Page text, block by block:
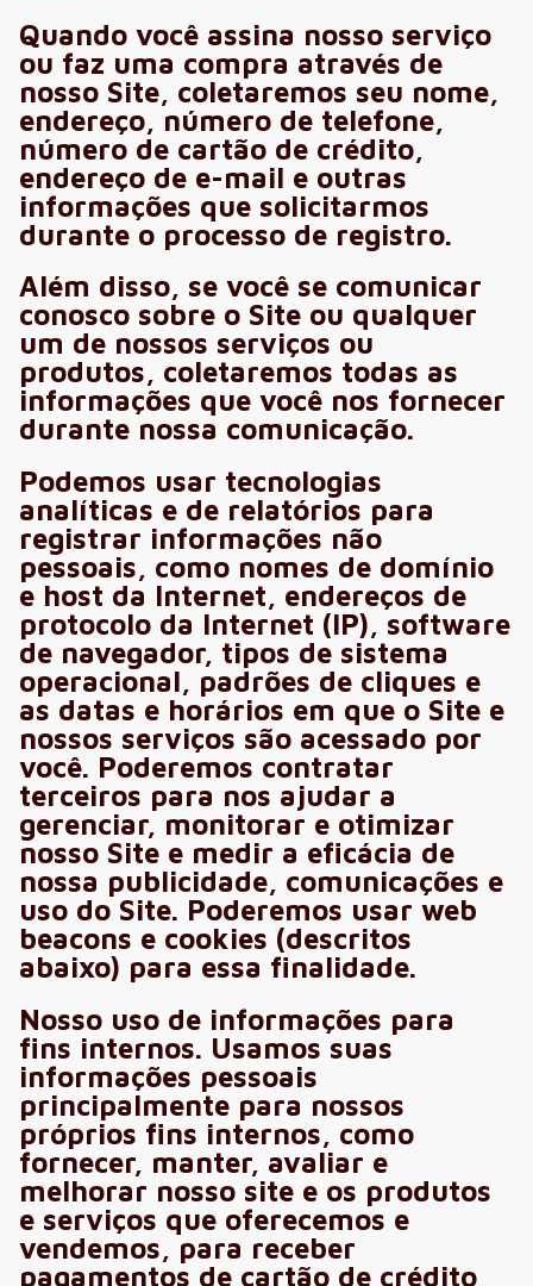
Quando você assina nosso serviço
ou faz uma compra através de
nosso Site, coletaremos seu nome,
endereço, número de telefone,
número de cartão de crédito,
endereço de e-mail e outras
informações que solicitarmos
durante o processo de registro.
Além disso, se você se comunicar
conosco sobre o Site ou qualquer
um de nossos serviços ou
produtos, coletaremos todas as
informações que você nos fornecer
durante nossa comunicação.
Podemos usar tecnologias
analíticas e de relatórios para
registrar informações não
pessoais, como nomes de domínio
e host da Internet, endereços de
protocolo da Internet (IP), software
de navegador, tipos de sistema
operacional, padrões de cliques e
as datas e horários em que o Site e
nossos serviços são acessado por
você. Poderemos contratar
terceiros para nos ajudar a
gerenciar, monitorar e otimizar
nosso Site e medir a eficácia de
nossa publicidade, comunicações e
uso do Site. Poderemos usar web
beacons e cookies (descritos
abaixo) para essa finalidade.
Nosso uso de informações para
fins internos. Usamos suas
informações pessoais
principalmente para nossos
próprios fins internos, como
fornecer, manter, avaliar e
melhorar nosso site e os produtos
e serviços que oferecemos e
vendemos, para receber
pagamentos de cartão de crédito